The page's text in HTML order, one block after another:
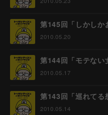
第145回「しかしか
2010.05.20
第144回「モテない
2010.05.17
第143回「巡れてる
2010.05.14